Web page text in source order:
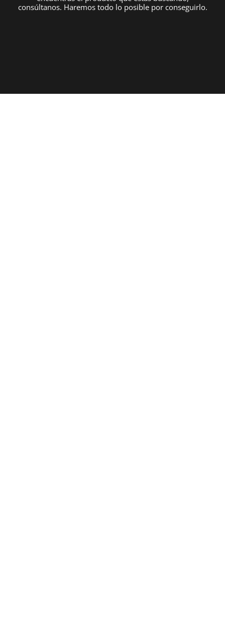
consúltanos. Haremos todo lo posible por conseguirlo.